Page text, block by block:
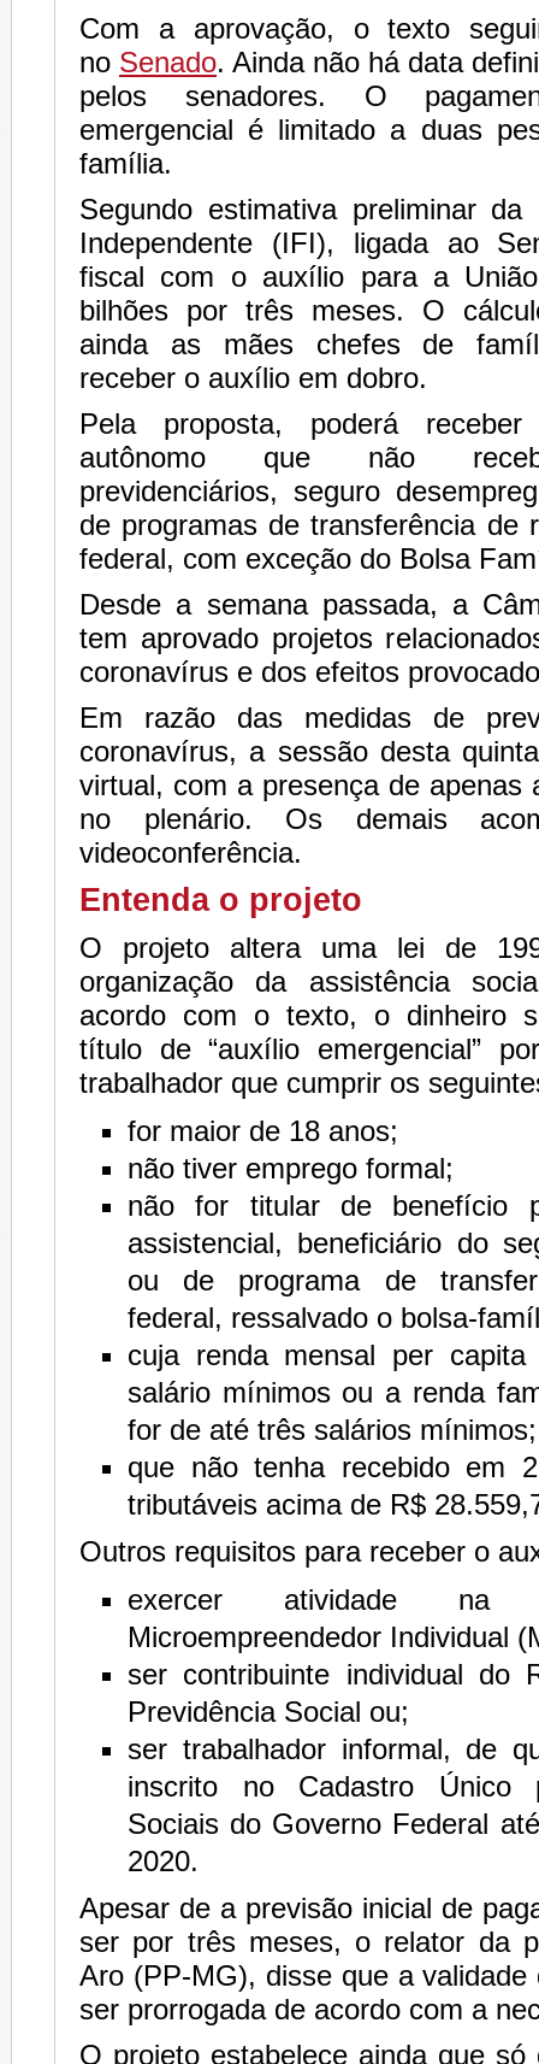
Com a aprovação, o texto
no Senado. Ainda não há data
pelos senadores. O
emergencial é limitado a duas
família.
Segundo estimativa preliminar da
Independente (IFI), ligada ao
fiscal com o auxílio para a
bilhões por três meses. O
ainda as mães chefes de
receber o auxílio em dobro.
Pela proposta, poderá
autônomo que não
previdenciários, seguro
de programas de transferência de
federal, com exceção do Bolsa
Desde a semana passada, a
tem aprovado projetos
coronavírus e dos efeitos
Em razão das medidas de
coronavírus, a sessão desta
virtual, com a presença de apenas
no plenário. Os demais
videoconferência.
Entenda o projeto
O projeto altera uma lei de
organização da assistência
acordo com o texto, o dinheiro
título de “auxílio emergencial”
trabalhador que cumprir os
for maior de 18 anos;
não tiver emprego formal;
não for titular de benefício
assistencial, beneficiário do
ou de programa de
federal, ressalvado o bolsa-
cuja renda mensal per
salário mínimos ou a renda
for de até três salários mínimos;
que não tenha recebido em
tributáveis acima de R$
Outros requisitos para receber o
exercer atividade na
Microempreendedor Individual
ser contribuinte individual do
Previdência Social ou;
ser trabalhador informal, de
inscrito no Cadastro Único
Sociais do Governo Federal
2020.
Apesar de a previsão inicial de
ser por três meses, o relator da
Aro (PP-MG), disse que a validade
ser prorrogada de acordo com a
O projeto estabelece ainda que só